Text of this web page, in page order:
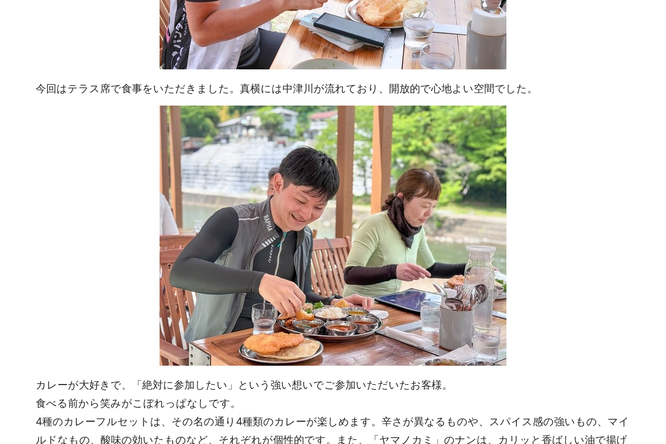
今回はテラス席で食事をいただきました。真横には中津川が流れており、開放的で心地よい空間でした。
カレーが大好きで、「絶対に参加したい」という強い想いでご参加いただいたお客様。
食べる前から笑みがこぼれっぱなしです。
4種のカレーフルセットは、その名の通り4種類のカレーが楽しめます。辛さが異なるものや、スパイス感の強いもの、マイ
ルドなもの、酸味の効いたものなど、それぞれが個性的です。また、「ヤマノカミ」のナンは、カリッと香ばしい油で揚げ